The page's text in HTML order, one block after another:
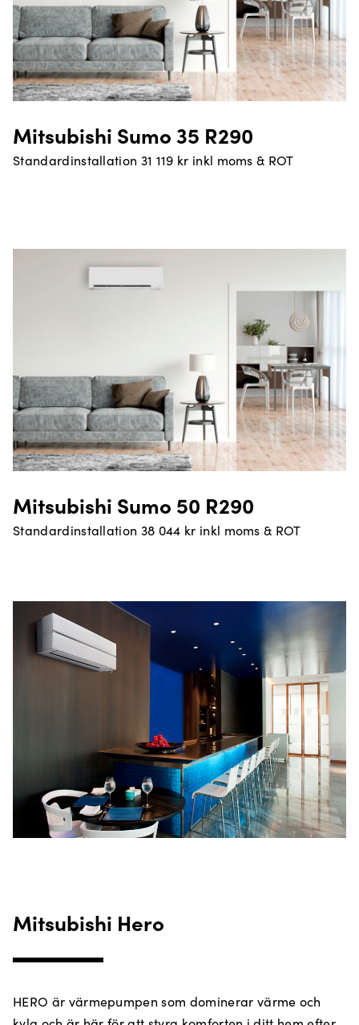
Mitsubishi Sumo 35 R290
Standardinstallation 31 119 kr inkl moms & ROT
Mitsubishi Sumo 50 R290
Standardinstallation 38 044 kr inkl moms & ROT
Mitsubishi Hero
HERO är värmepumpen som dominerar värme och